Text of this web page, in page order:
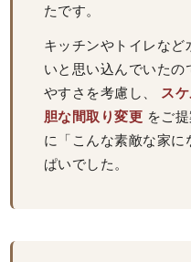
たです。
キッチンやトイレなど
いと思い込んでいたの
やすさを考慮し、
ス
胆な間取り変更 をご
に「こんな素敵な家に
ぱいでした。